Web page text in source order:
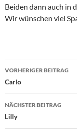
Beiden dann auch in
Wir wünschen viel
VORHERIGER BEITRAG
Carlo
NÄCHSTER BEITRAG
Lilly